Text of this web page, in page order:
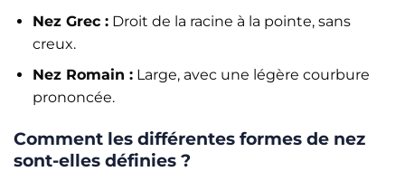
Nez Grec :Droit de la racine à la pointe, sans
creux.
Nez Romain :Large, avec une légère courbure
prononcée.
Comment les différentes formes de nez
sont-elles définies ?